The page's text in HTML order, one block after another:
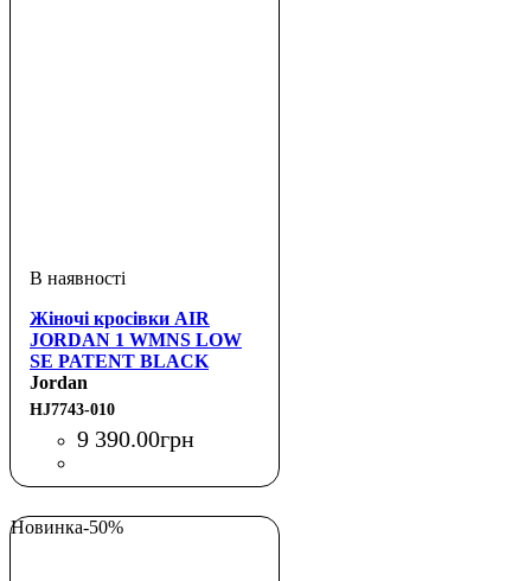
Жіночі кросівки AIR
JORDAN 1 WMNS LOW
SE PATENT BLACK
CROC
Jordan
HJ7743-010
9 390.00грн
Новинка-50%